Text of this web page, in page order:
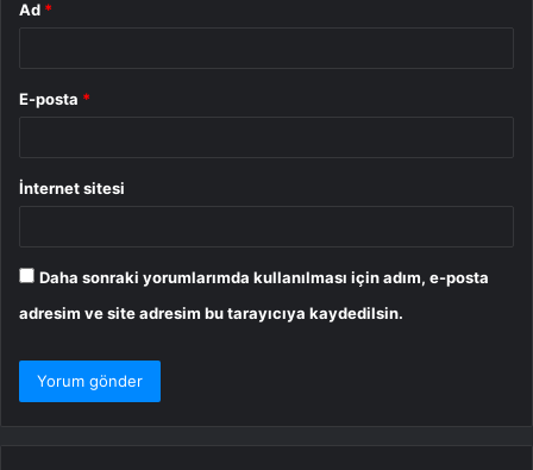
Ad *
E-posta *
İnternet sitesi
Daha sonraki yorumlarımda kullanılması için adım, e-posta
adresim ve site adresim bu tarayıcıya kaydedilsin.